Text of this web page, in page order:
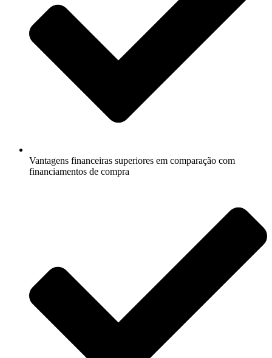
Vantagens financeiras superiores em comparação com
financiamentos de compra